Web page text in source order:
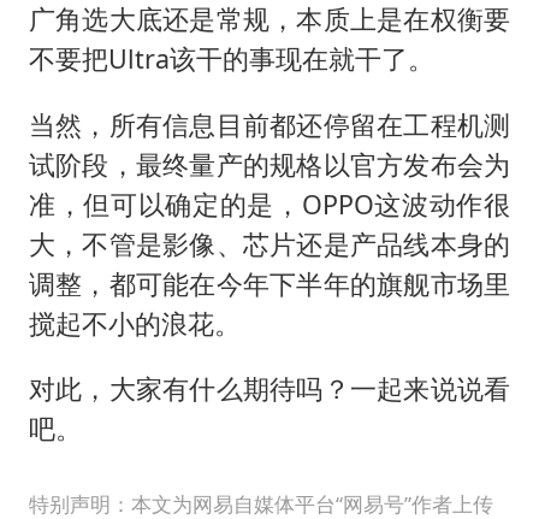
广角选大底还是常规，本质上是在权衡要
不要把Ultra该干的事现在就干了。
当然，所有信息目前都还停留在工程机测
试阶段，最终量产的规格以官方发布会为
准，但可以确定的是，OPPO这波动作很
大，不管是影像、芯片还是产品线本身的
调整，都可能在今年下半年的旗舰市场里
搅起不小的浪花。
对此，大家有什么期待吗？一起来说说看
吧。
特别声明：本文为网易自媒体平台“网易号”作者上传